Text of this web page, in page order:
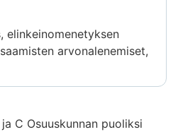
elinkeinomenetyksen
arvonalenemiset,
C Osuuskunnan puoliksi